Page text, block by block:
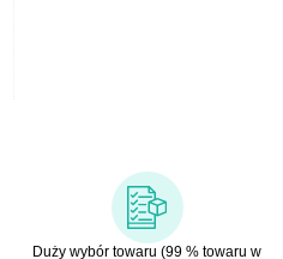
Duży wybór towaru (99 % towaru w